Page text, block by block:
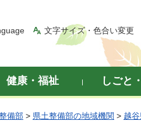
文字サイズ・色合い変更
健康・福祉 しごと
備部 > 県土整備部の地域機関 > 越